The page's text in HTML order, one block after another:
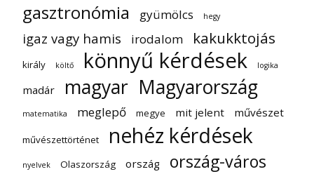
gasztronómia gyümölcs hegy
igaz vagy hamis irodalom kakukktojás
király költő könnyű kérdések logika
madár magyar Magyarország
matematika meglepő megye mit jelent művészet
művészettörténet nehéz kérdések
nyelvek Olaszország ország ország-város